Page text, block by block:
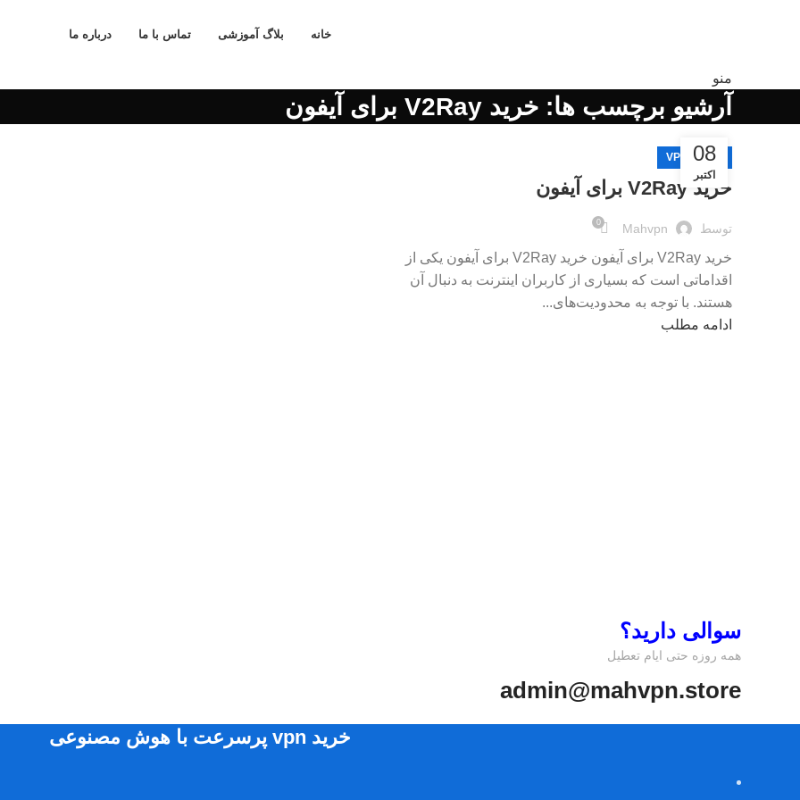
خانه بلاگ آموزشی تماس با ما درباره ما
منو
آرشیو برچسب ها: خرید V2Ray برای آیفون
08
اکتبر
آموزش VPN
خرید V2Ray برای آیفون
توسط Mahvpn
0
خرید V2Ray برای آیفون خرید V2Ray برای آیفون یکی از
اقداماتی است که بسیاری از کاربران اینترنت به دنبال آن
هستند. با توجه به محدودیت‌های...
ادامه مطلب
سوالی دارید؟
همه روزه حتی ایام تعطیل
admin@mahvpn.store
خرید vpn پرسرعت با هوش مصنوعی